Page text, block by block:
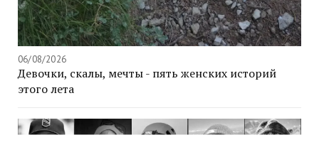
06/08/2026
Девочки, скалы, мечты - пять женских историй
этого лета